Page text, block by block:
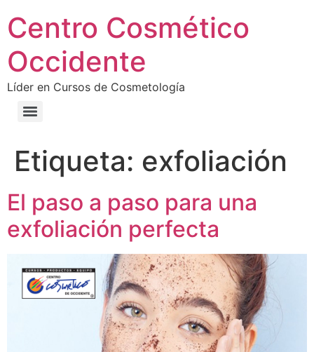
Centro Cosmético
Occidente
Líder en Cursos de Cosmetología
Etiqueta: exfoliación
El paso a paso para una
exfoliación perfecta